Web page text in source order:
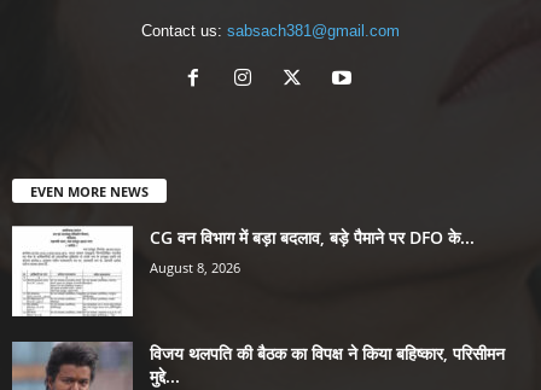
Contact us: sabsach381@gmail.com
EVEN MORE NEWS
CG वन विभाग में बड़ा बदलाव, बड़े पैमाने पर DFO के...
August 8, 2026
विजय थलपति की बैठक का विपक्ष ने किया बहिष्कार, परिसीमन
मुद्दे...